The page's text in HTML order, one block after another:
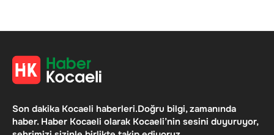
Son dakika Kocaeli haberleri.Doğru bilgi, zamanında
haber. Haber Kocaeli olarak Kocaeli’nin sesini duyuruyor,